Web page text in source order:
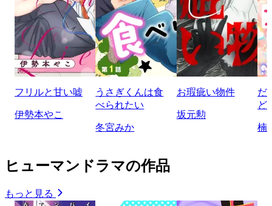
フリルと甘い嘘
伊勢本やこ
うさぎくんは食
べられたい
冬宮みか
お瑕疵い物件
坂元勲
だ
ど
楠
ヒューマンドラマの作品
もっと見る